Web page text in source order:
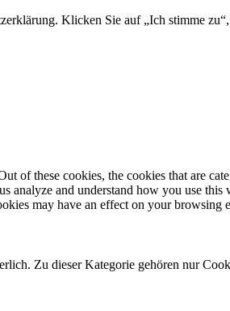
Klicken Sie auf „Ich stimme
these cookies, the cookies that are
and understand how you use
may have an effect on your browsing
Zu dieser Kategorie gehören nur